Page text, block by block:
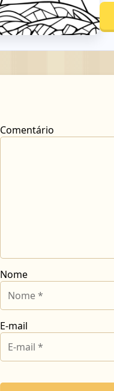
Comentário
Nome
E-mail